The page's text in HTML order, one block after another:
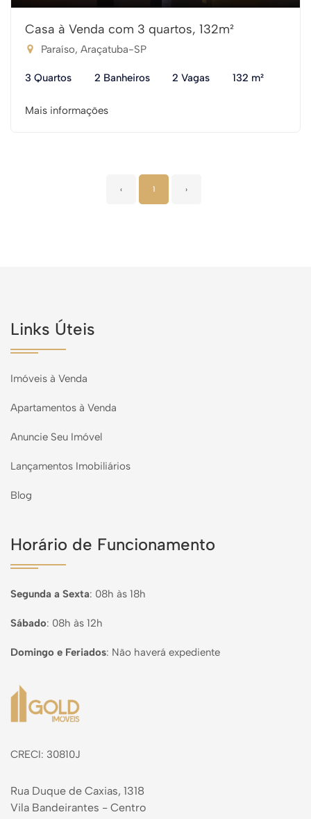
Casa à Venda com 3 quartos, 132m²
Paraíso, Araçatuba-SP
3 Quartos 2 Banheiros 2 Vagas 132 m²
Mais informações
‹ 1 ›
Links Úteis
Imóveis à Venda
Apartamentos à Venda
Anuncie Seu Imóvel
Lançamentos Imobiliários
Blog
Horário de Funcionamento
Segunda a Sexta: 08h às 18h
Sábado: 08h às 12h
Domingo e Feriados: Não haverá expediente
Página inicial
CRECI: 30810J
Rua Duque de Caxias, 1318
Vila Bandeirantes - Centro